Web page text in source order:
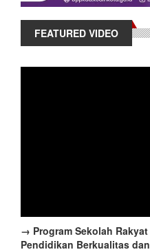
FEATURED VIDEO
→ Program Sekolah
Pendidikan Berkualitas